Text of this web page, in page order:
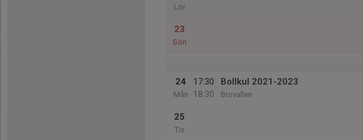
Lör
23
Sön
24
Mån
17:30
18:30
Bollkul 2021-2023
Brovallen
25
Tis